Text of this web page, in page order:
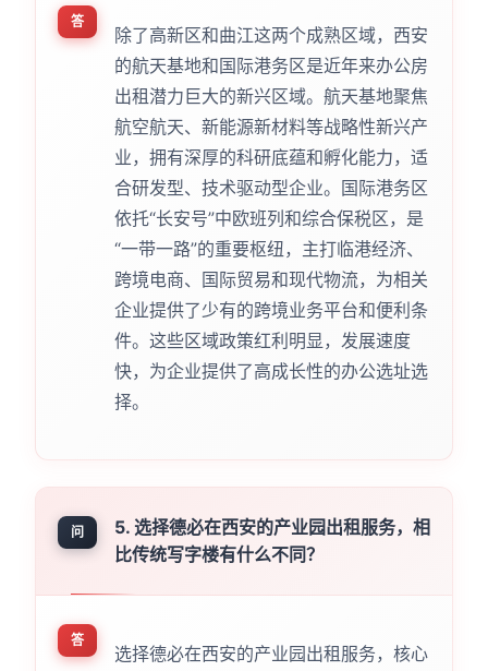
答
除了高新区和曲江这两个成熟区域，西安
的航天基地和国际港务区是近年来办公房
出租潜力巨大的新兴区域。航天基地聚焦
航空航天、新能源新材料等战略性新兴产
业，拥有深厚的科研底蕴和孵化能力，适
合研发型、技术驱动型企业。国际港务区
依托“长安号”中欧班列和综合保税区，是
“一带一路”的重要枢纽，主打临港经济、
跨境电商、国际贸易和现代物流，为相关
企业提供了少有的跨境业务平台和便利条
件。这些区域政策红利明显，发展速度
快，为企业提供了高成长性的办公选址选
择。
问
5. 选择德必在西安的产业园出租服务，相
比传统写字楼有什么不同？
答
选择德必在西安的产业园出租服务，核心